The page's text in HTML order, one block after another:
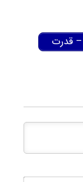
– ﻗﺪرت